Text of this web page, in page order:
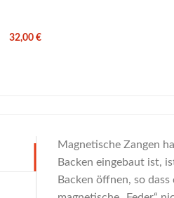
32,00 €
Magnetische Zangen
Backen eingebaut ist,
Backen öffnen, so